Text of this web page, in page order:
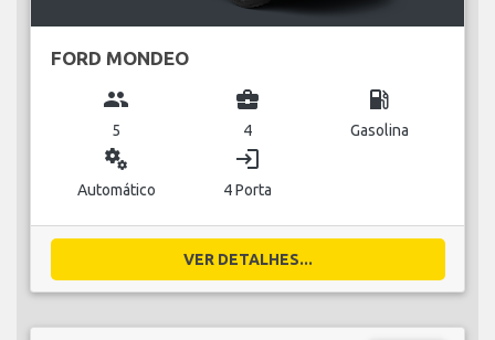
FORD MONDEO
group
5
business_center
4
local_gas_station
Gasolina
miscellaneous_services
Automático
login
4 Porta
VER DETALHES...